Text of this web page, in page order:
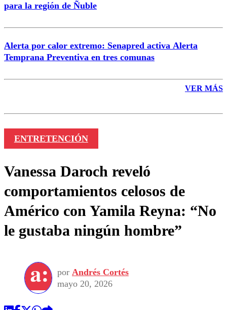
para la región de Ñuble
Alerta por calor extremo: Senapred activa Alerta
Temprana Preventiva en tres comunas
VER MÁS
ENTRETENCIÓN
Vanessa Daroch reveló
comportamientos celosos de
Américo con Yamila Reyna: “No
le gustaba ningún hombre”
por Andrés Cortés
mayo 20, 2026